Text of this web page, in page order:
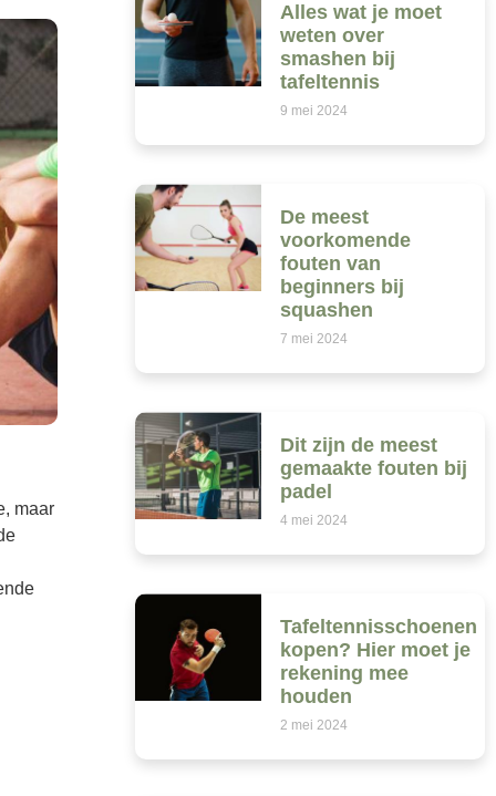
maar
Alles wat je moet
weten over
smashen bij
tafeltennis
9 mei 2024
De meest
voorkomende
fouten van
beginners bij
squashen
7 mei 2024
Dit zijn de meest
gemaakte fouten bij
padel
4 mei 2024
Tafeltennisschoenen
kopen? Hier moet je
rekening mee
houden
2 mei 2024